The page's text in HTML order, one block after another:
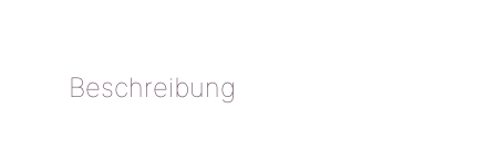
Beschreibung